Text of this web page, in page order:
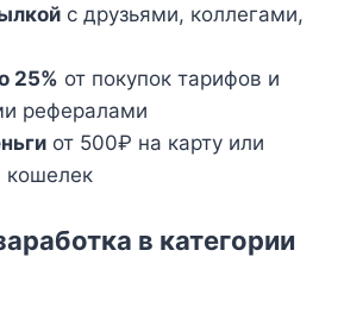
с друзьями, коллегами,
25% от покупок тарифов и
рефералами
от 500₽ на карту или
кошелек
в категории